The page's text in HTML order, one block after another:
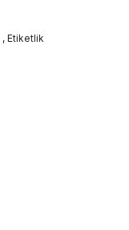
, Etiketlik